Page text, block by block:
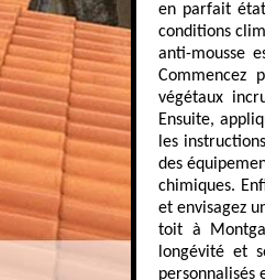
en parfait
conditions
anti-mousse
Commencez
végétaux
Ensuite,
les
des
chimiques.
et envisagez
toit à
longévité et
personnalisés